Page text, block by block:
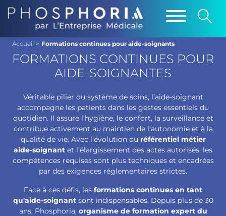
Accueil > Formations continues pour aide-soignants
FORMATIONS CONTINUES POUR
AIDE-SOIGNANTES
Véritable pilier du système de soins, l’aide-soignant
accompagne les patients dans les gestes essentiels du
quotidien. Il assure l’hygiène, le confort, la surveillance et
contribue activement au maintien de l’autonomie et à la
qualité de vie. Avec l’évolution du référentiel métier
aide-soignant et l’élargissement des actes autorisés, les
compétences requises sont plus techniques et encadrées
par des exigences réglementaires strictes.
Face à ces défis, les formations continues en tant
qu'aide-soignant sont indispensables. Depuis plus de 30
ans, Phosphoria, organisme de formation expert du